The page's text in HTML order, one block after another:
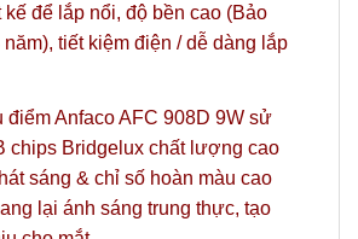
để lắp nổi, độ bền cao (Bảo
tiết kiệm điện / dễ dàng lắp
Anfaco AFC 908D 9W sử
chips Bridgelux chất lượng cao
sáng & chỉ số hoàn màu cao
lại ánh sáng trung thực, tạo